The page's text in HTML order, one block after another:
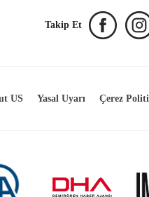
Takip Et
US Yasal Uyarı Çerez